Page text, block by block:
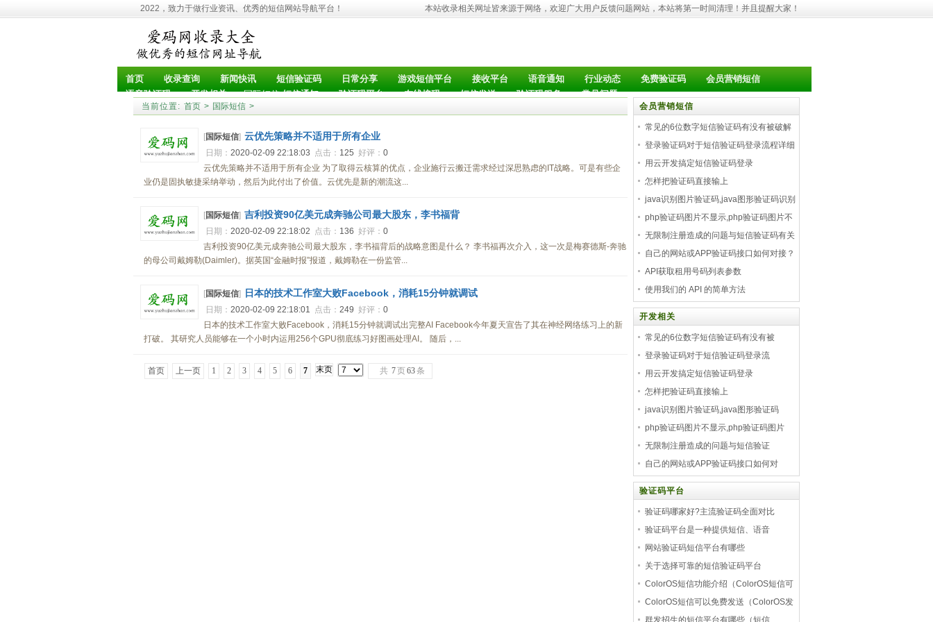
2022，致力于做行业资讯、优秀的短信网站导航平台！ 本站收录相关网址皆来源于网络，欢迎广大用户反馈问题网站，本站将第一时间清理！并且提醒大家！
首页 收录查询 新闻快讯 短信验证码 日常分享 游戏短信平台 接收平台 语音通知 行业动态 免费验证码
会员营销短信
语音验证码
开发相关 国际短信 短信通知 验证码平台 在线接码 短信发送 验证码服务 常见问题
当前位置: 首页 > 国际短信 >
[国际短信] 云优先策略并不适用于所有企业
日期： 2020-02-09 22:18:03 点击： 125 好评： 0
云优先策略并不适用于所有企业 为了取得云核算的优点，企业施行云搬迁需求经过深思熟虑的IT战略。可是有些企
业仍是固执敏捷采纳举动，然后为此付出了价值。云优先是新的潮流这...
[国际短信] 吉利投资90亿美元成奔驰公司最大股东，李书福背
日期： 2020-02-09 22:18:02 点击： 136 好评： 0
吉利投资90亿美元成奔驰公司最大股东，李书福背后的战略意图是什么？ 李书福再次介入，这一次是梅赛德斯-奔驰
的母公司戴姆勒(Daimler)。据英国“金融时报”报道，戴姆勒在一份监管...
[国际短信] 日本的技术工作室大败Facebook，消耗15分钟就调试
日期： 2020-02-09 22:18:01 点击： 249 好评： 0
日本的技术工作室大败Facebook，消耗15分钟就调试出完整AI Facebook今年夏天宣告了其在神经网络练习上的新
打破。 其研究人员能够在一个小时内运用256个GPU彻底练习好图画处理AI。 随后，...
首页 上一页 1 2 3 4 5 6 7 末页 共 7页63条
会员营销短信
常见的6位数字短信验证码有没有被破解
的
登录验证码对于短信验证码登录流程详细
用云开发搞定短信验证码登录
怎样把验证码直接输上
java识别图片验证码,java图形验证码识别
php验证码图片不显示,php验证码图片不
显示
无限制注册造成的问题与短信验证码有关
自己的网站或APP验证码接口如何对接？
API获取租用号码列表参数
使用我们的 API 的简单方法
开发相关
常见的6位数字短信验证码有没有被
登录验证码对于短信验证码登录流
用云开发搞定短信验证码登录
怎样把验证码直接输上
java识别图片验证码,java图形验证码
php验证码图片不显示,php验证码图片
无限制注册造成的问题与短信验证
自己的网站或APP验证码接口如何对
验证码平台
验证码哪家好?主流验证码全面对比
验证码平台是一种提供短信、语音
网站验证码短信平台有哪些
关于选择可靠的短信验证码平台
ColorOS短信功能介绍（ColorOS短信可
以
ColorOS短信可以免费发送（ColorOS发
送
群发招生的短信平台有哪些（短信